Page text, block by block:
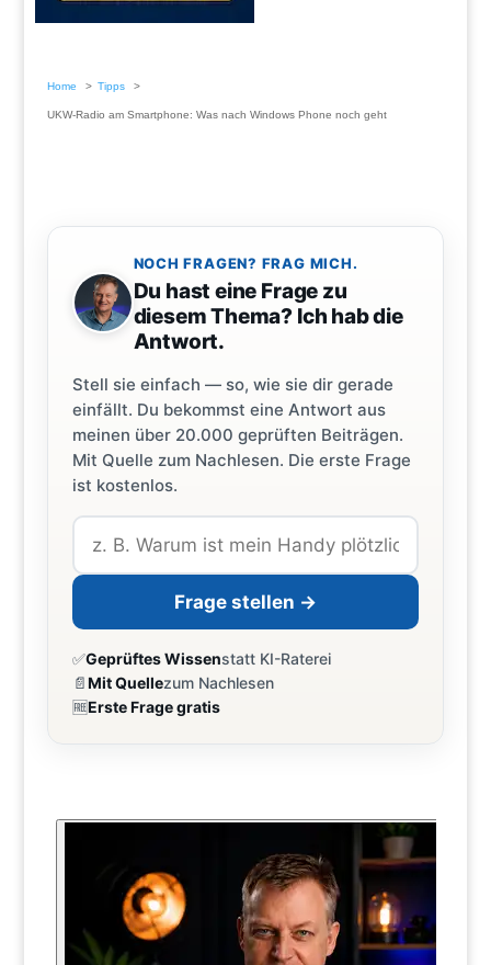
Home Tipps
UKW-Radio am Smartphone: Was nach Windows Phone noch geht
NOCH FRAGEN? FRAG MICH.
Du hast eine Frage zu
diesem Thema? Ich hab die
Antwort.
Stell sie einfach — so, wie sie dir gerade
einfällt. Du bekommst eine Antwort aus
meinen über 20.000 geprüften Beiträgen.
Mit Quelle zum Nachlesen. Die erste Frage
ist kostenlos.
Frage stellen →
✅Geprüftes Wissenstatt KI-Raterei
📄Mit Quellezum Nachlesen
🆓Erste Frage gratis